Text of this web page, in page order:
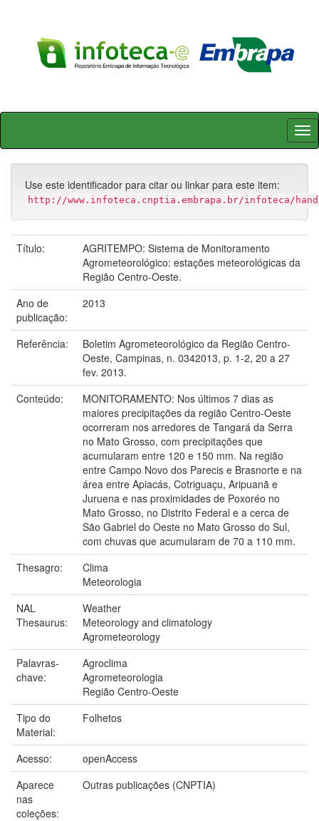
Skip
Use este identificador para citar ou linkar para este item:
http://www.infoteca.cnptia.embrapa.br/infoteca/
Título:
AGRITEMPO: Sistema de Monitoramento
Agrometeorológico: estações meteorológicas da
Região Centro-Oeste.
Ano de
publicação:
2013
Referência:
Boletim Agrometeorológico da Região Centro-
Oeste, Campinas, n. 0342013, p. 1-2, 20 a 27
fev. 2013.
Conteúdo:
MONITORAMENTO: Nos últimos 7 dias as
maiores precipitações da região Centro-Oeste
ocorreram nos arredores de Tangará da Serra
no Mato Grosso, com precipitações que
acumularam entre 120 e 150 mm. Na região
entre Campo Novo dos Parecis e Brasnorte e na
área entre Apiacás, Cotriguaçu, Aripuanã e
Juruena e nas proximidades de Poxoréo no
Mato Grosso, no Distrito Federal e a cerca de
São Gabriel do Oeste no Mato Grosso do Sul,
com chuvas que acumularam de 70 a 110 mm.
Thesagro:
Clima
Meteorologia
NAL
Thesaurus:
Weather
Meteorology and climatology
Agrometeorology
Palavras-
chave:
Agroclima
Agrometeorologia
Região Centro-Oeste
Tipo do
Material:
Folhetos
Acesso:
openAccess
Aparece
nas
coleções:
Outras publicações (CNPTIA)